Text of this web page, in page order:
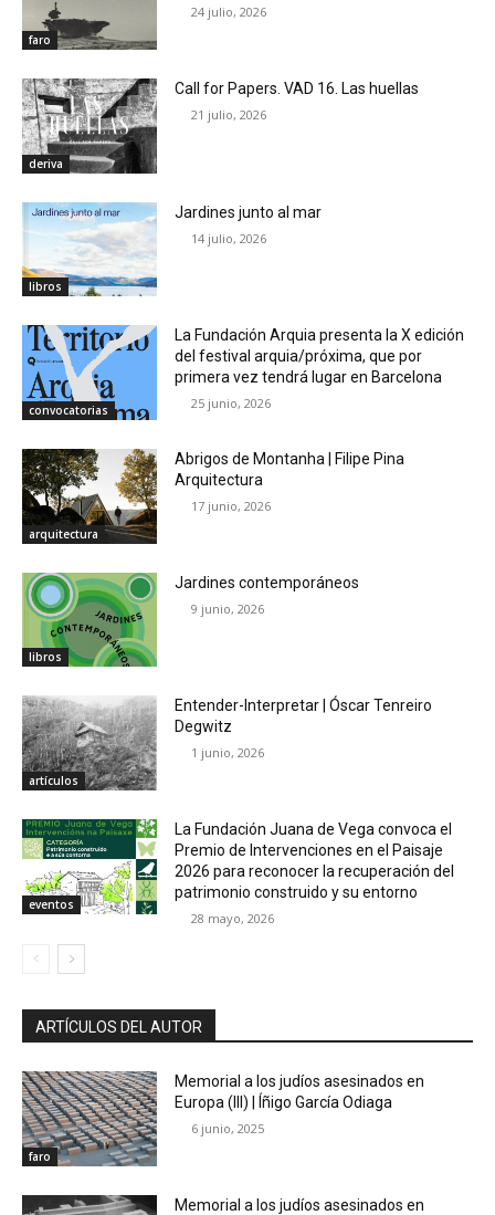
faro
24 julio, 2026
deriva
Call for Papers. VAD 16. Las huellas
21 julio, 2026
libros
Jardines junto al mar
14 julio, 2026
convocatorias
La Fundación Arquia presenta la X edición
del festival arquia/próxima, que por
primera vez tendrá lugar en Barcelona
25 junio, 2026
arquitectura
Abrigos de Montanha | Filipe Pina
Arquitectura
17 junio, 2026
libros
Jardines contemporáneos
9 junio, 2026
artículos
Entender-Interpretar | Óscar Tenreiro
Degwitz
1 junio, 2026
eventos
La Fundación Juana de Vega convoca el
Premio de Intervenciones en el Paisaje
2026 para reconocer la recuperación del
patrimonio construido y su entorno
28 mayo, 2026
ARTÍCULOS DEL AUTOR
faro
Memorial a los judíos asesinados en
Europa (III) | Íñigo García Odiaga
6 junio, 2025
Memorial a los judíos asesinados en